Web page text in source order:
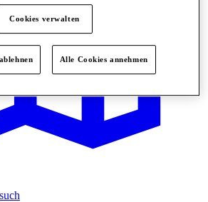
Cookies verwalten
Alle Cookies annehmen